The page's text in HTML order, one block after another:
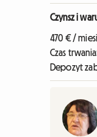
Czynsz i
470 € /
Czas
Depozyt